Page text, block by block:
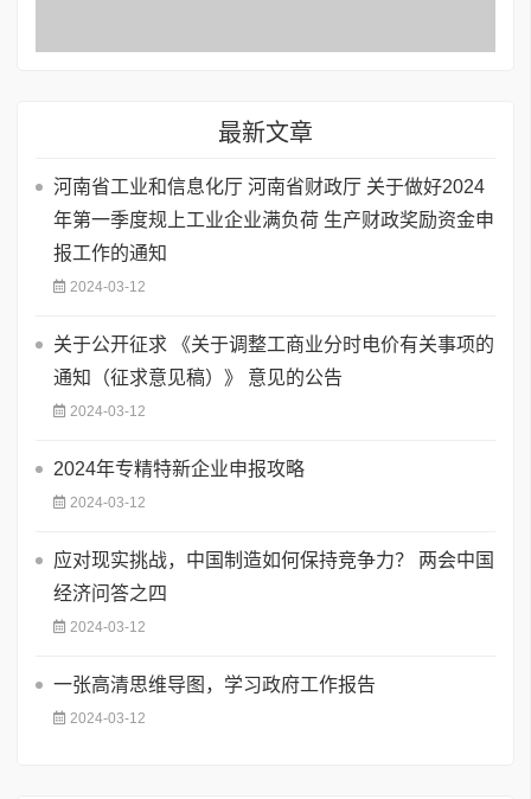
最新文章
河南省工业和信息化厅 河南省财政厅 关于做好2024
年第一季度规上工业企业满负荷 生产财政奖励资金申
报工作的通知
2024-03-12
关于公开征求 《关于调整工商业分时电价有关事项的
通知（征求意见稿）》 意见的公告
2024-03-12
2024年专精特新企业申报攻略
2024-03-12
应对现实挑战，中国制造如何保持竞争力？ 两会中国
经济问答之四
2024-03-12
一张高清思维导图，学习政府工作报告
2024-03-12